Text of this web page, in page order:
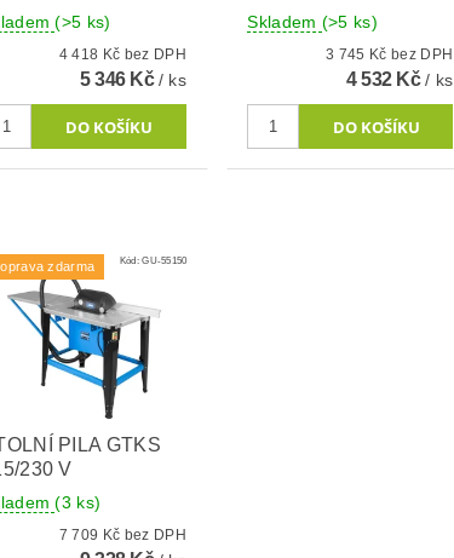
(>5 ks)
4 418 Kč bez DPH
5 346 Kč/ ks
Skladem (>5 ks)
3 745 Kč bez DPH
4 532 Kč/ ks
zdarma Kód:GU-55150
PILA GTKS
230 V
(3 ks)
7 709 Kč bez DPH